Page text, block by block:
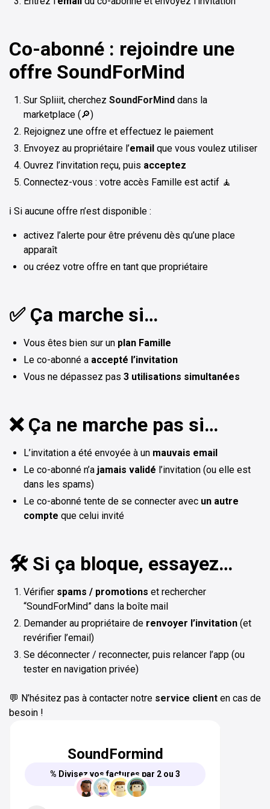
Co-abonné : rejoindre une
offre SoundForMind
Sur Spliiit, cherchez SoundForMind dans la
marketplace (🔎)
Rejoignez une offre et effectuez le paiement
Envoyez au propriétaire l’email que vous voulez utiliser
Ouvrez l’invitation reçu, puis acceptez
Connectez-vous : votre accès Famille est actif 🧘
ℹ️ Si aucune offre n’est disponible :
activez l’alerte pour être prévenu dès qu’une place
apparaît
ou créez votre offre en tant que propriétaire
✅ Ça marche si…
Vous êtes bien sur un plan Famille
Le co-abonné a accepté l’invitation
Vous ne dépassez pas 3 utilisations simultanées
❌ Ça ne marche pas si…
L’invitation a été envoyée à un mauvais email
Le co-abonné n’a jamais validé l’invitation (ou elle est
dans les spams)
Le co-abonné tente de se connecter avec un autre
compte que celui invité
🛠️ Si ça bloque, essayez…
Vérifier spams / promotions et rechercher
“SoundForMind” dans la boîte mail
Demander au propriétaire de renvoyer l’invitation (et
revérifier l’email)
Se déconnecter / reconnecter, puis relancer l’app (ou
tester en navigation privée)
💬 N’hésitez pas à contacter notre service client en cas de
besoin !
SoundFormind
% Divisez vos factures par 2 ou 3